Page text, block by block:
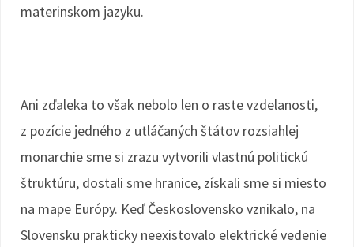
materinskom jazyku.
Ani zďaleka to však nebolo len o raste vzdelanosti,
z pozície jedného z utláčaných štátov rozsiahlej
monarchie sme si zrazu vytvorili vlastnú politickú
štruktúru, dostali sme hranice, získali sme si miesto
na mape Európy. Keď Československo vznikalo, na
Slovensku prakticky neexistovalo elektrické vedenie